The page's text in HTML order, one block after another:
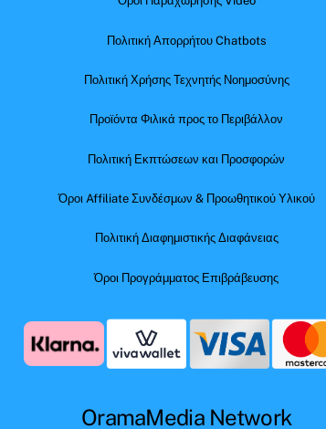
Πολιτική Απορρήτου Chatbots
Πολιτική Χρήσης Τεχνητής Νοημοσύνης
Προϊόντα Φιλικά προς το Περιβάλλον
Πολιτική Εκπτώσεων και Προσφορών
Όροι Affiliate Συνδέσμων & Προωθητικού Υλικού
Πολιτική Διαφημιστικής Διαφάνειας
Όροι Προγράμματος Επιβράβευσης
OramaMedia Network